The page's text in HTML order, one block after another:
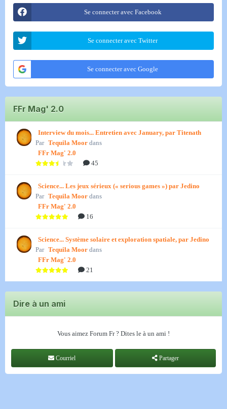
Se connecter avec Facebook
Se connecter avec Twitter
Se connecter avec Google
FFr Mag' 2.0
Interview du mois... Entretien avec January, par Titenath
Par Tequila Moor dans
FFr Mag' 2.0
45
Science... Les jeux sérieux (« serious games ») par Jedino
Par Tequila Moor dans
FFr Mag' 2.0
16
Science... Système solaire et exploration spatiale, par Jedino
Par Tequila Moor dans
FFr Mag' 2.0
21
Dire à un ami
Vous aimez Forum Fr ? Dites le à un ami !
Courriel Partager